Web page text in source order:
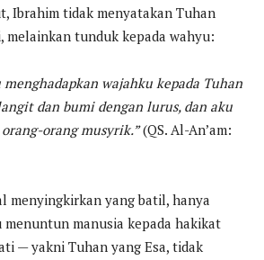
Ibrahim tidak menyatakan Tuhan
melainkan tunduk kepada wahyu:
menghadapkan wajahku kepada Tuhan
dan bumi dengan lurus, dan aku
orang musyrik.”(QS. Al-An’am:
menyingkirkan yang batil, hanya
menuntun manusia kepada hakikat
— yakni Tuhan yang Esa, tidak